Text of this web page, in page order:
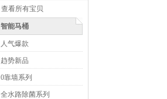
查看所有宝贝
智能马桶
人气爆款
趋势新品
0靠墙系列
全水路除菌系列